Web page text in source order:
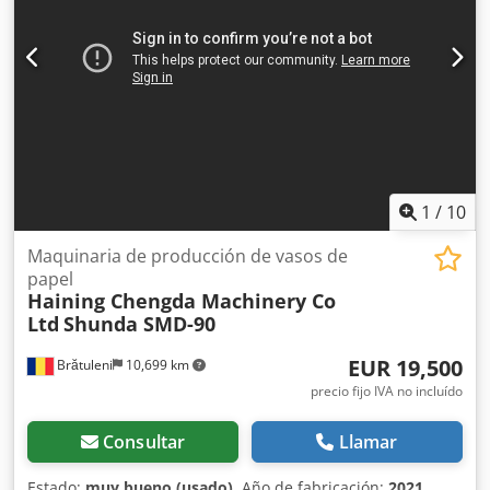
1 / 10
Brătuleni 10,699 km
Maquinaria de producción de vasos de
papel
Haining Chengda Machinery Co
Ltd Shunda SMD-90
EUR 19,500
precio fijo IVA no incluído
Consultar Llamar